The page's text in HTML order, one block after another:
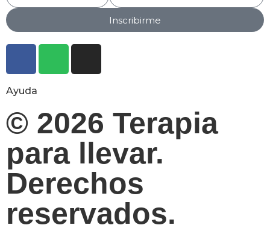
Inscribirme
Ayuda
© 2026 Terapia
para llevar.
Derechos
reservados.